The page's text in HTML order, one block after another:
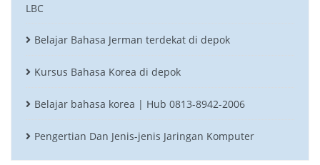
LBC
Belajar Bahasa Jerman terdekat di depok
Kursus Bahasa Korea di depok
Belajar bahasa korea | Hub 0813-8942-2006
Pengertian Dan Jenis-jenis Jaringan Komputer